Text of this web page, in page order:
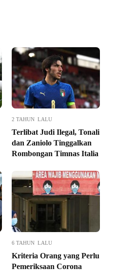
2 TAHUN LALU
Terlibat Judi Ilegal, Tonali
dan Zaniolo Tinggalkan
Rombongan Timnas Italia
6 TAHUN LALU
Kriteria Orang yang Perlu
Pemeriksaan Corona